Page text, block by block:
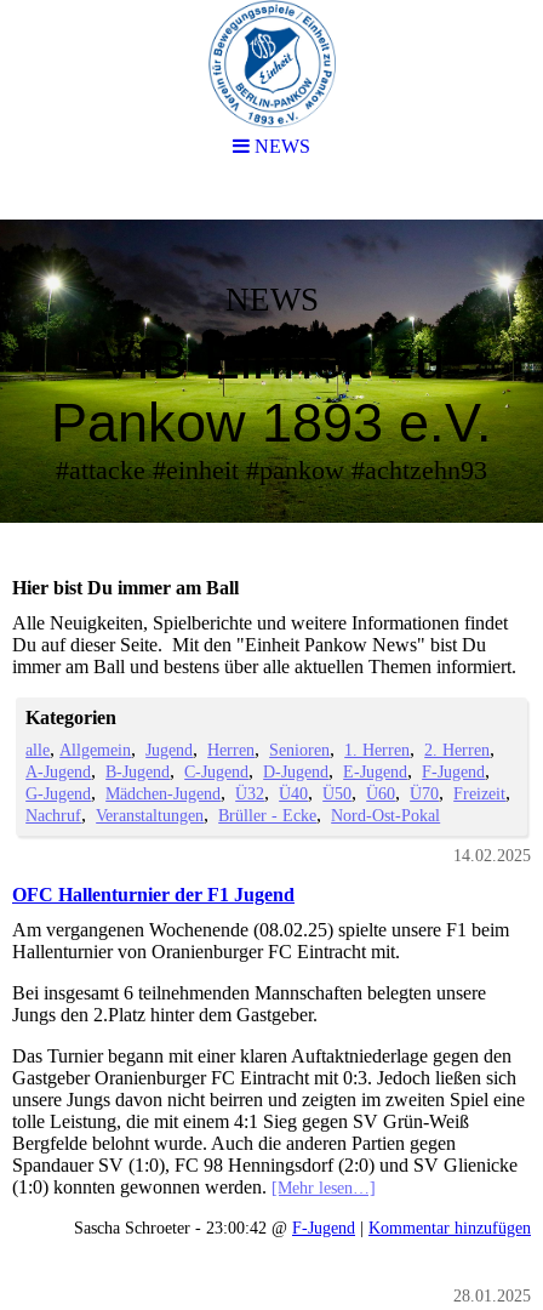
NEWS
VfB Einheit zu
Pankow 1893 e.V.
#attacke #einheit #pankow #achtzehn93
Hier bist Du immer am Ball
Alle Neuigkeiten, Spielberichte und weitere Informationen findet
Du auf dieser Seite. Mit den "Einheit Pankow News" bist Du
immer am Ball und bestens über alle aktuellen Themen informiert.
Kategorien
alle Allgemein Jugend Herren Senioren 1. Herren
2. Herren
A-Jugend
B-Jugend C-Jugend D-Jugend E-Jugend
F-Jugend
G-Jugend
Mädchen-Jugend Ü32 Ü40 Ü50 Ü60 Ü70
Freizeit
Nachruf
Veranstaltungen Brüller - Ecke Nord-Ost-Pokal
14.02.2025
OFC Hallenturnier der F1 Jugend
Am vergangenen Wochenende (08.02.25) spielte unsere F1 beim
Hallenturnier von Oranienburger FC Eintracht mit.
Bei insgesamt 6 teilnehmenden Mannschaften belegten unsere
Jungs den 2.Platz hinter dem Gastgeber.
Das Turnier begann mit einer klaren Auftaktniederlage gegen den
Gastgeber Oranienburger FC Eintracht mit 0:3. Jedoch ließen sich
unsere Jungs davon nicht beirren und zeigten im zweiten Spiel eine
tolle Leistung, die mit einem 4:1 Sieg gegen SV Grün-Weiß
Bergfelde belohnt wurde. Auch die anderen Partien gegen
Spandauer SV (1:0), FC 98 Henningsdorf (2:0) und SV Glienicke
(1:0) konnten gewonnen werden. [Mehr lesen…]
Sascha Schroeter - 23:00:42 @ F-Jugend | Kommentar hinzufügen
28.01.2025
NEWS